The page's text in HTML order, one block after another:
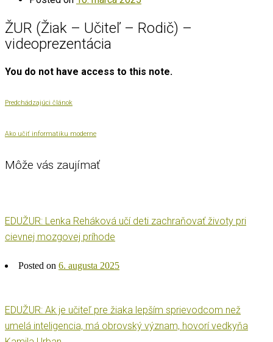
ŽUR (Žiak – Učiteľ – Rodič) –
videoprezentácia
You do not have access to this note.
Predchádzajúci článok
Ako učiť informatiku moderne
Môže vás zaujímať
EDUŽUR: Lenka Reháková učí deti zachraňovať životy pri
cievnej mozgovej príhode
Posted on 6. augusta 2025
EDUŽUR: Ak je učiteľ pre žiaka lepším sprievodcom než
umelá inteligencia, má obrovský význam, hovorí vedkyňa